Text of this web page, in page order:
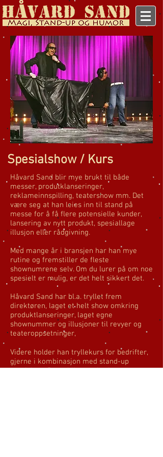
Håvard Sand blir mye brukt til både
messer, produtklanseringer,
reklameinnspilling, teatershow mm. Det
være seg at han leies inn til stand på
messe for å få flere potensielle kunder,
lansering av nytt produkt, spesiallage
illusjon eller rådgivning.
Med mange år i bransjen har han mye
rutine og fremstiller de fleste
shownumrene selv. Om du lurer på om noe
spesielt er mulig, er det helt sikkert det.
Håvard Sand har bl.a. tryllet frem
direktøren, laget et helt show omkring
produktlanseringer, laget egne
shownummer og illusjoner til revyer og
teateroppsetninger,
Videre holder han tryllekurs for bedrifter,
gjerne i kombinasjon med stand-up
magishow. Dette blir mye brukt som
Spesialshow / Kurs